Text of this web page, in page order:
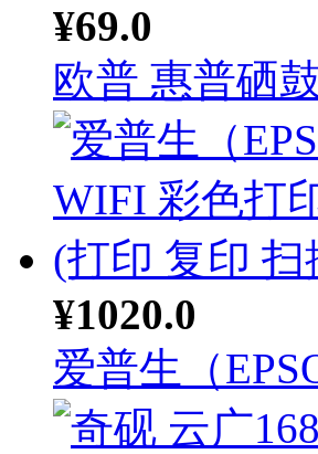
¥69.0
欧普 惠普硒
¥1020.0
爱普生（